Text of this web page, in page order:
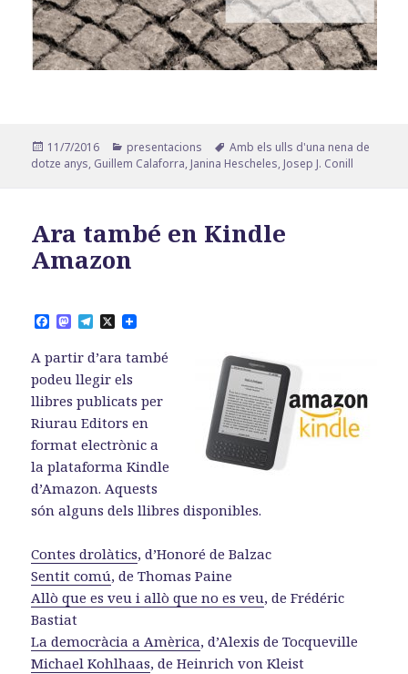
Publicat
el
11/7/2016 Categories
presentacions Etiquetes
Amb els ulls d'una nena de
dotze anys, Guillem Calaforra, Janina Hescheles, Josep J. Conill
Ara també en Kindle
Amazon
F
c
e
b
o
o
k
M
s
t
o
d
o
n
T
l
e
g
r
a
m
X
A partir d’ara també
podeu llegir els
llibres publicats per
Riurau Editors en
format electrònic a
la plataforma Kindle
d’Amazon. Aquests
són alguns dels llibres disponibles.
Contes drolàtics, d’Honoré de Balzac
Sentit comú, de Thomas Paine
Allò que es veu i allò que no es veu, de Frédéric
Bastiat
La democràcia a Amèrica, d’Alexis de Tocqueville
Michael Kohlhaas, de Heinrich von Kleist